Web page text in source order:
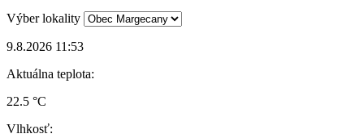
Výber lokality
9.8.2026 11:53
Aktuálna teplota:
22.5 °C
Vlhkosť: